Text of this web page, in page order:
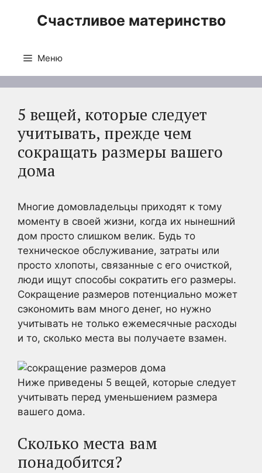
Счастливое материнство
Меню
5 вещей, которые следует
учитывать, прежде чем
сокращать размеры вашего
дома
Многие домовладельцы приходят к тому
моменту в своей жизни, когда их нынешний
дом просто слишком велик. Будь то
техническое обслуживание, затраты или
просто хлопоты, связанные с его очисткой,
люди ищут способы сократить его размеры.
Сокращение размеров потенциально может
сэкономить вам много денег, но нужно
учитывать не только ежемесячные расходы
и то, сколько места вы получаете взамен.
Ниже приведены 5 вещей, которые следует
учитывать перед уменьшением размера
вашего дома.
Сколько места вам
понадобится?